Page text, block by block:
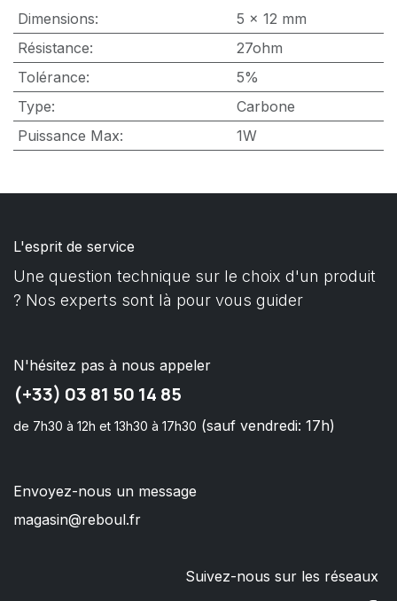
Dimensions:
5 x 12 mm
Résistance:
27ohm
Tolérance:
5%
Type:
Carbone
Puissance Max: 1W
L'esprit de service
Une question technique sur le choix d'un produit
? Nos experts sont là pour vous guider
N'hésitez pas à nous appeler
(+33) 03 81 50 14 85
de 7h30 à 12h et 13h30 à 17h30 (sauf vendredi: 17h)
Envoyez-nous un message
magasin@reboul.fr
Suivez-nous sur les réseaux